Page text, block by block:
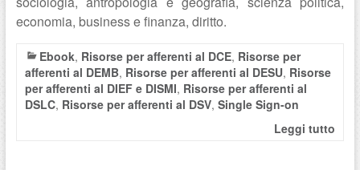
economia, business e finanza, diritto.
Ebook, Risorse per afferenti al DCE, Risorse per
afferenti al DEMB, Risorse per afferenti al DESU, Risorse
per afferenti al DIEF e DISMI, Risorse per afferenti al
DSLC, Risorse per afferenti al DSV, Single Sign-on
Leggi tutto